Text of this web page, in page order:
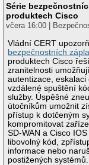
Série
produktech Cisco
včera 16:00 |
Vládní CERT
bezpečnostních
produktech Cisco
zranitelnosti
autentizace, eskalaci
vzdálené spuštění
služby. Úspěšné
útočníkům umožnit
přístup k dotčeným
kompromitovat
SD-WAN a Cisco
libovolný kód,
informace nebo
postižených systémů.